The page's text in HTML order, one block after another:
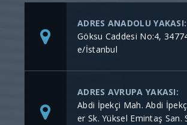
ADRES ANADOLU YAKASI:
Göksu Caddesi No:4,
e/İstanbul
ADRES AVRUPA YAKASI:
Abdi İpekçi Mah. Abdi
er Sk. Yüksel Emintaş San.